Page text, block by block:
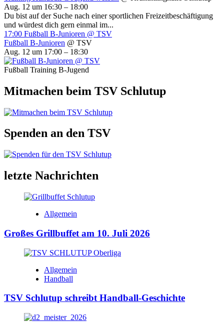
Aug. 12 um 16:30 – 18:00
Du bist auf der Suche nach einer sportlichen Freizeitbeschäftigung
und würdest dich gern einmal im...
17:00 Fußball B-Junioren @ TSV
Fußball B-Junioren @ TSV
Aug. 12 um 17:00 – 18:30
Fußball Training B-Jugend
Mitmachen beim TSV Schlutup
Spenden an den TSV
letzte Nachrichten
Allgemein
Großes Grillbuffet am 10. Juli 2026
Allgemein
Handball
TSV Schlutup schreibt Handball-Geschichte